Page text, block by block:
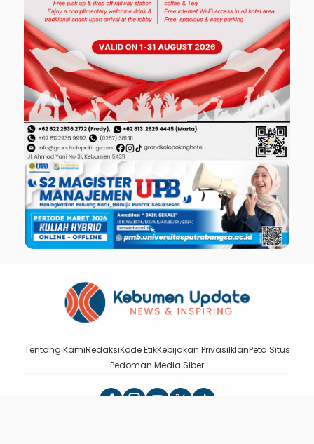
Tentang KamiRedaksiKode EtikKebijakan PrivasiIklanPeta Situs
Pedoman Media Siber